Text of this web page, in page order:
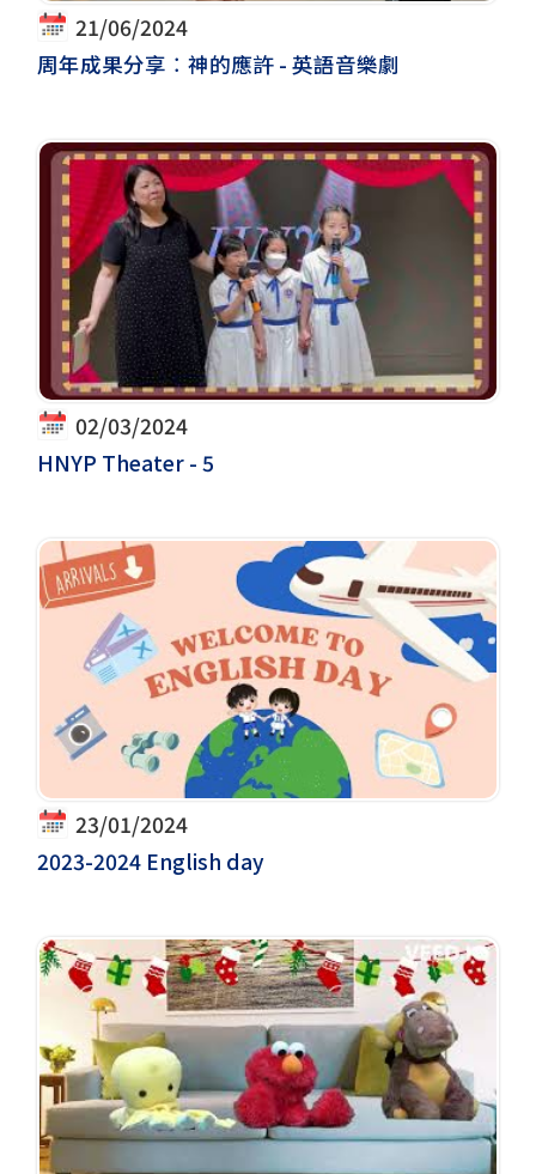
21/06/2024
周年成果分享︰神的應許 - 英語音樂劇
02/03/2024
HNYP Theater - 5
23/01/2024
2023-2024 English day